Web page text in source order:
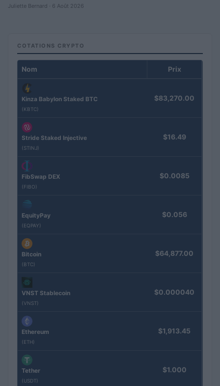
Juliette Bernard · 6 Août 2026
COTATIONS CRYPTO
Nom Prix
Kinza Babylon Staked BTC
(KBTC)
$83,270.00
Stride Staked Injective
(STINJ)
$16.49
FibSwap DEX
(FIBO)
$0.0085
EquityPay
(EQPAY)
$0.056
Bitcoin
(BTC)
$64,877.00
VNST Stablecoin
(VNST)
$0.000040
Ethereum
(ETH)
$1,913.45
Tether
(USDT)
$1.000